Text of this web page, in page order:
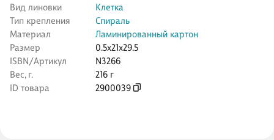
Вид линовки
Клетка
Тип крепления
Спираль
Материал
Ламинированный картон
Размер
0.5x21x29.5
ISBN/Артикул
N3266
Вес, г.
216 г
ID товара
2900039